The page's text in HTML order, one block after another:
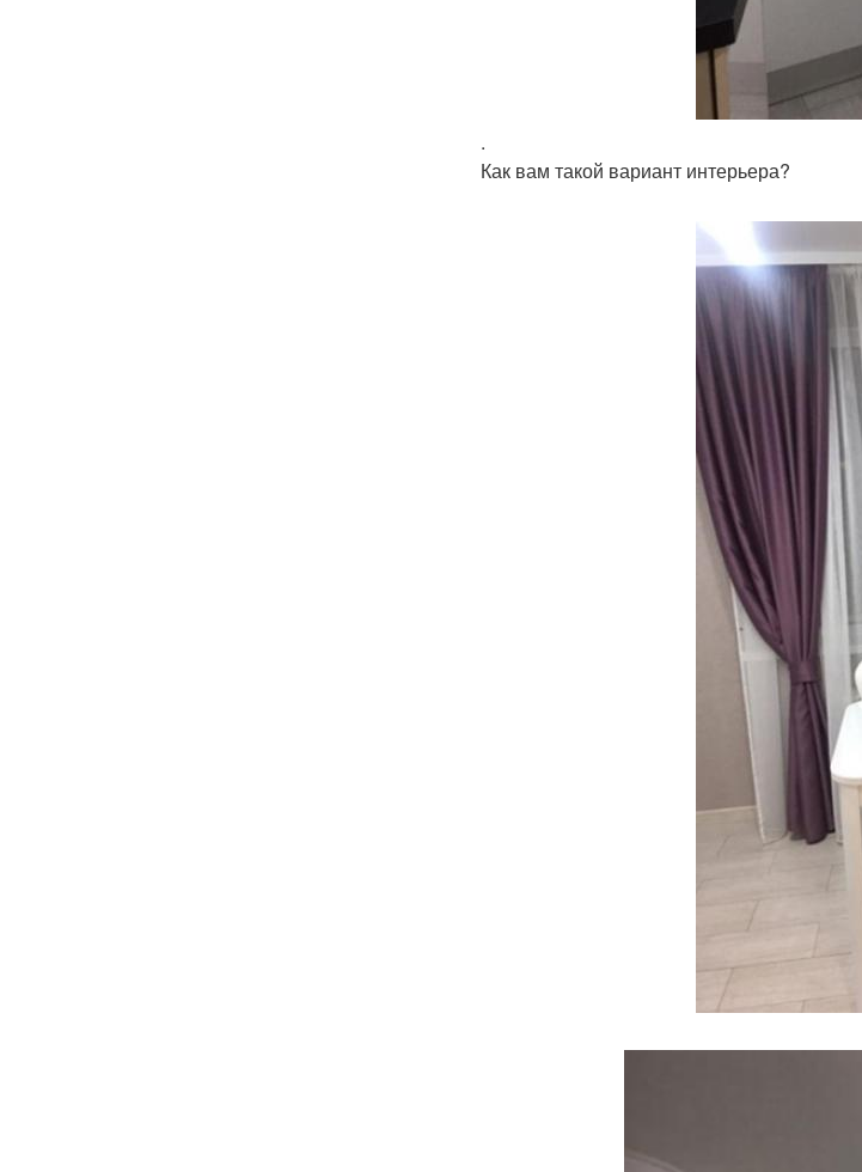
.
Как вам такой вариант интерьера?